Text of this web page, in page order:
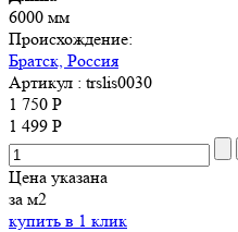
6000 мм
Происхождение:
Братск, Россия
Артикул : trslis0030
1 750 Р
1 499 Р
Цена указана
за м2
купить в 1 клик